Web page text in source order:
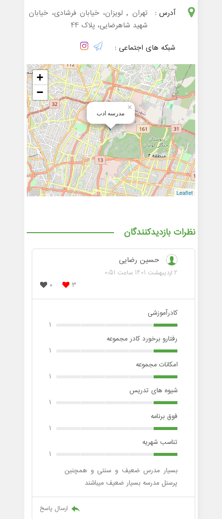
آدرس :
تهران , لویزان، خیابان فرشادی، خیابان
شهید شاهرضایی، پلاک 44
شبکه های اجتماعی :
مدرسه ادب
×
+
−
Leaflet
نظرات بازدیدکنندگان
حسین رضایی
2 اردیبهشت 1401 ساعت 0:51
3
0
کادرآموزشی
1
رفتارو برخورد کادر مجموعه
1
امکانات مجموعه
1
شیوه های تدریس
1
فوق برنامه
1
تناسب شهریه
1
بسیار مدرس ضعیف و سنتی و همچنین
پرسنل مدرسه بسیار ضعیف میباشند
ارسال پاسخ